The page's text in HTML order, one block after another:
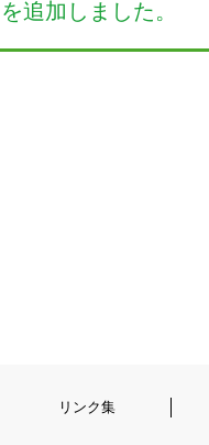
を追加しました。
リンク集